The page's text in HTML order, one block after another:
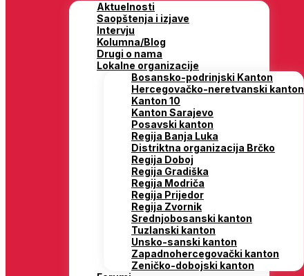
Aktuelnosti
Saopštenja i izjave
Intervju
Kolumna/Blog
Drugi o nama
Lokalne organizacije
Bosansko-podrinjski Kanton
Hercegovačko-neretvanski kanton
Kanton 10
Kanton Sarajevo
Posavski kanton
Regija Banja Luka
Distriktna organizacija Brčko
Regija Doboj
Regija Gradiška
Regija Modriča
Regija Prijedor
Regija Zvornik
Srednjobosanski kanton
Tuzlanski kanton
Unsko-sanski kanton
Zapadnohercegovački kanton
Zeničko-dobojski kanton